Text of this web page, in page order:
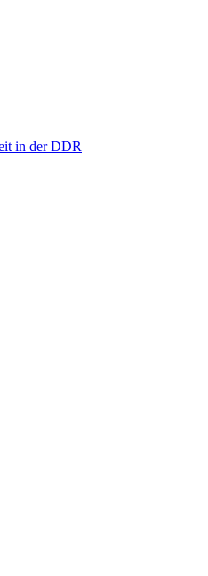
in der DDR